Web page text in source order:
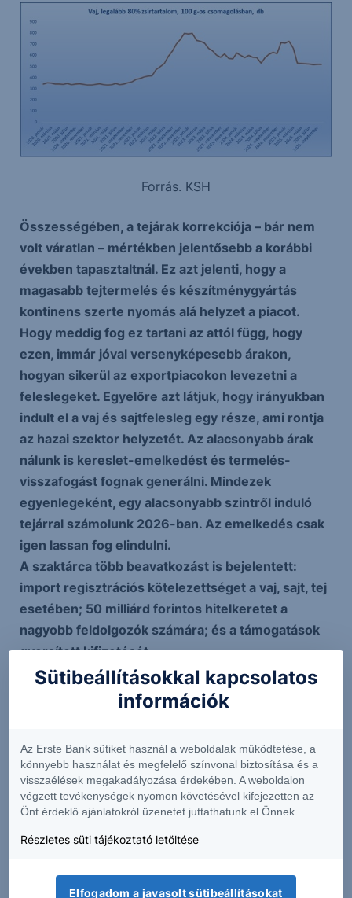
Forrás. KSH
Összességében, a tejárak korrekciója – bár nem
volt váratlan – mértékben jelentősebb a korábbi
években tapasztaltnál. Ez azt jelenti, hogy a
magasabb tejtermelés és készítménygyártás
kontinens szerte nyomás alá helyzet a piacot.
Hogy meddig fog ez tartani az attól függ, hogy
ezen, immár jóval versenyképesebb árakon,
hogyan sikerül az exportpiacokon levezetni a
feleslegeket. Egyelőre azt látjuk, hogy irányukban
indult el a vaj és sajtfelesleg egy része, ami rontja
az hazai szektor helyzetét. Az alacsonyabb árak
nálunk is kereslet-emelkedést és termelés-
visszafogást fognak generálni. Mindezek
egyenlegeként, egy alacsonyabb szintről induló
tejárral számolunk 2026-ban. Az emelkedés csak
igen lassan fog elindulni.
A szaktárca több beavatkozást is bejelentett:
import regisztrációs kötelezettséget a vaj, sajt, tej
esetében; 50 milliárd forintos hitelkeretet a
nagyobb feldolgozók számára; és a támogatások
gyorsított kifizetését.
Mivel a tej mellett a sertésszektorban is
árcsökkenés indult el. Ezek az elkövetkező
A bejegyzésben foglaltak kizárólag az író személyes
véleményét tükrözik és nem tekinthetőek az Erste Bank
Alapkezelő Zrt. hivatalos szakmai álláspontjának. A
ajánlattételi felhívásnak, befektetési tanácsadásnak
Sütibeállításokkal kapcsolatos
információk
Az Erste Bank sütiket használ a weboldalak működtetése, a
könnyebb használat és megfelelő színvonal biztosítása és a
visszaélések megakadályozása érdekében. A weboldalon
végzett tevékenységek nyomon követésével kifejezetten az
Önt érdeklő ajánlatokról üzenetet juttathatunk el Önnek.
Részletes süti tájékoztató letöltése
Elfogadom a javasolt sütibeállításokat